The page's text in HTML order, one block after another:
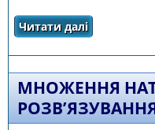
Читати далі
МНОЖЕННЯ